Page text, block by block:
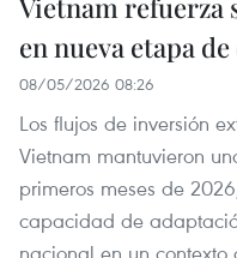
en nueva etapa
08/05/2026 08:26
Los flujos de inversión
Vietnam mantuvieron
primeros meses de
capacidad de
nacional en un contexto